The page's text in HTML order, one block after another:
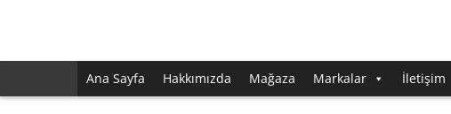
Ana Sayfa Hakkımızda Mağaza Markalar İletişim